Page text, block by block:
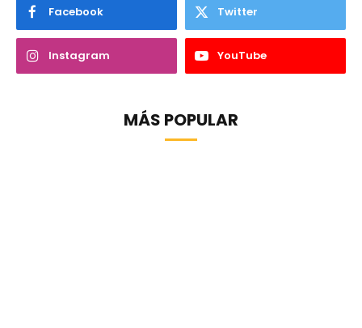
Facebook Twitter
Instagram YouTube
MÁS POPULAR